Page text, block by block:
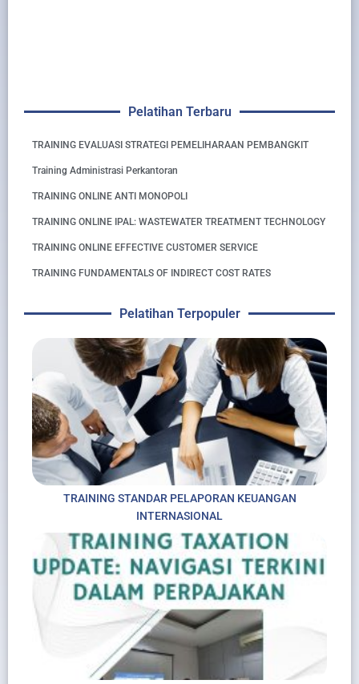
Pelatihan Terbaru
TRAINING EVALUASI STRATEGI PEMELIHARAAN PEMBANGKIT
Training Administrasi Perkantoran
TRAINING ONLINE ANTI MONOPOLI
TRAINING ONLINE IPAL: WASTEWATER TREATMENT TECHNOLOGY
TRAINING ONLINE EFFECTIVE CUSTOMER SERVICE
TRAINING FUNDAMENTALS OF INDIRECT COST RATES
Pelatihan Terpopuler
TRAINING STANDAR PELAPORAN KEUANGAN
INTERNASIONAL